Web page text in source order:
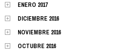
ENERO 2017
DICIEMBRE 2016
NOVIEMBRE 2016
OCTUBRE 2016